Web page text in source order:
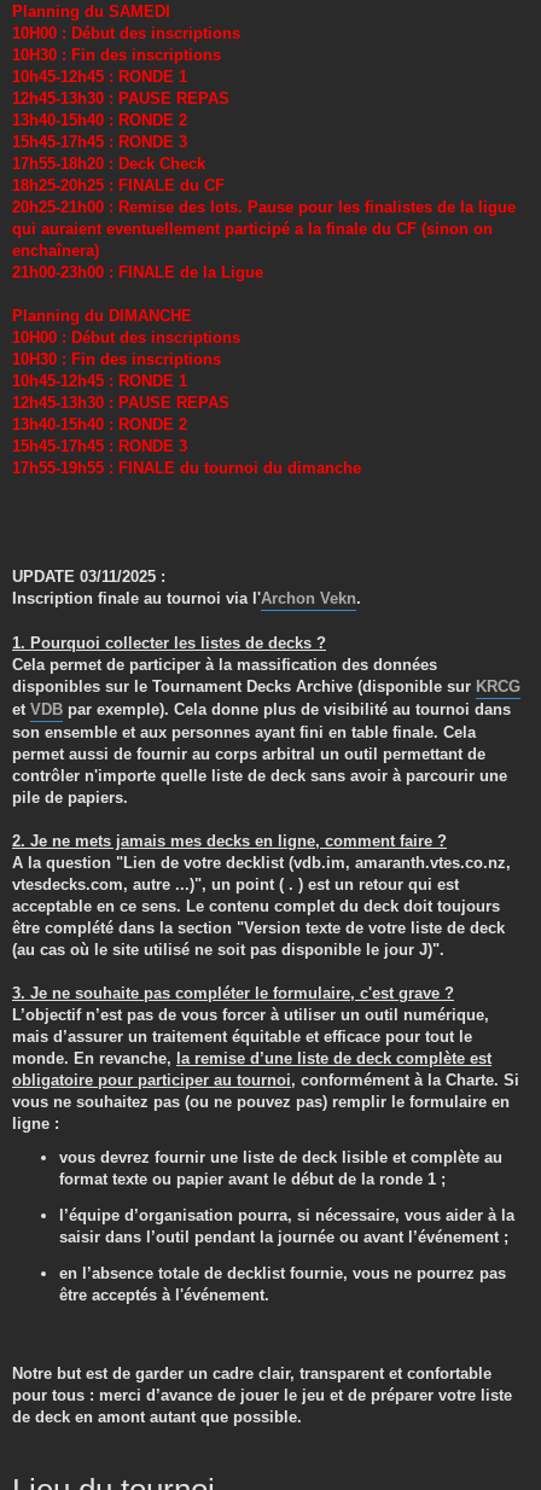
Planning du SAMEDI
10H00 : Début des inscriptions
10H30 : Fin des inscriptions
10h45-12h45 : RONDE 1
12h45-13h30 : PAUSE REPAS
13h40-15h40 : RONDE 2
15h45-17h45 : RONDE 3
17h55-18h20 : Deck Check
18h25-20h25 : FINALE du CF
20h25-21h00 : Remise des lots. Pause pour les finalistes de la ligue
qui auraient eventuellement participé a la finale du CF (sinon on
enchaînera)
21h00-23h00 : FINALE de la Ligue
Planning du DIMANCHE
10H00 : Début des inscriptions
10H30 : Fin des inscriptions
10h45-12h45 : RONDE 1
12h45-13h30 : PAUSE REPAS
13h40-15h40 : RONDE 2
15h45-17h45 : RONDE 3
17h55-19h55 : FINALE du tournoi du dimanche
UPDATE 03/11/2025 :
Inscription finale au tournoi via l'Archon Vekn.
1. Pourquoi collecter les listes de decks ?
Cela permet de participer à la massification des données
disponibles sur le Tournament Decks Archive (disponible sur KRCG
et VDB par exemple). Cela donne plus de visibilité au tournoi dans
son ensemble et aux personnes ayant fini en table finale. Cela
permet aussi de fournir au corps arbitral un outil permettant de
contrôler n'importe quelle liste de deck sans avoir à parcourir une
pile de papiers.
2. Je ne mets jamais mes decks en ligne, comment faire ?
A la question "Lien de votre decklist (vdb.im, amaranth.vtes.co.nz,
vtesdecks.com, autre ...)", un point ( . ) est un retour qui est
acceptable en ce sens. Le contenu complet du deck doit toujours
être complété dans la section "Version texte de votre liste de deck
(au cas où le site utilisé ne soit pas disponible le jour J)".
3. Je ne souhaite pas compléter le formulaire, c'est grave ?
L’objectif n’est pas de vous forcer à utiliser un outil numérique,
mais d’assurer un traitement équitable et efficace pour tout le
monde. En revanche, la remise d’une liste de deck complète est
obligatoire pour participer au tournoi, conformément à la Charte. Si
vous ne souhaitez pas (ou ne pouvez pas) remplir le formulaire en
ligne :
vous devrez fournir une liste de deck lisible et complète au
format texte ou papier avant le début de la ronde 1 ;
l’équipe d’organisation pourra, si nécessaire, vous aider à la
saisir dans l’outil pendant la journée ou avant l’événement ;
en l’absence totale de decklist fournie, vous ne pourrez pas
être acceptés à l'événement.
Notre but est de garder un cadre clair, transparent et confortable
pour tous : merci d’avance de jouer le jeu et de préparer votre liste
de deck en amont autant que possible.